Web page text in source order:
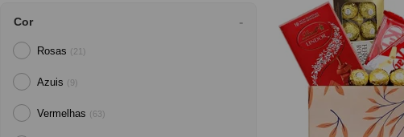
Cor
Rosas (21)
Azuis (9)
Vermelhas (63)